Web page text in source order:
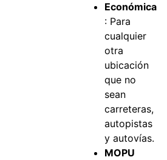
Económica
: Para
cualquier
otra
ubicación
que no
sean
carreteras,
autopistas
y autovías.
MOPU